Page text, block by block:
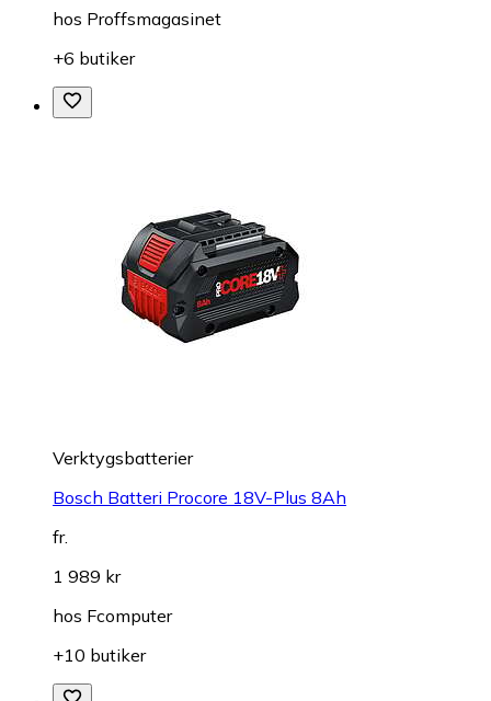
hos Proffsmagasinet
+6 butiker
Verktygsbatterier
Bosch Batteri Procore 18V-Plus 8Ah
fr.
1 989 kr
hos Fcomputer
+10 butiker